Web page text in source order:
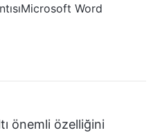
Word
önemli özelliğini